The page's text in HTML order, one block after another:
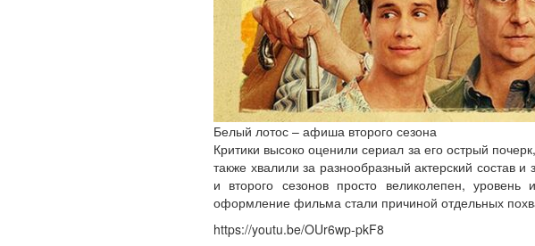
Белый лотос – афиша второго сезона
Критики высоко оценили сериал за его острый
также хвалили за разнообразный актерский состав
и второго сезонов просто великолепен,
оформление фильма стали причиной отдельных
https://youtu.be/OUr6wp-pkF8